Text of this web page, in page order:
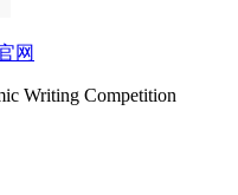
网
Writing Competition